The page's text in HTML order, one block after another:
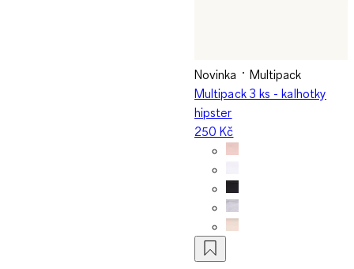
Novinka
Multipack
Multipack 3 ks - kalhotky
hipster
250 Kč